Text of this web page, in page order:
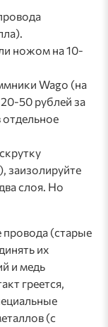
ножом на 10-
Wago (на
50 рублей за
заизолируйте
слоя. Но
(старые
их
и медь
греется,
(с